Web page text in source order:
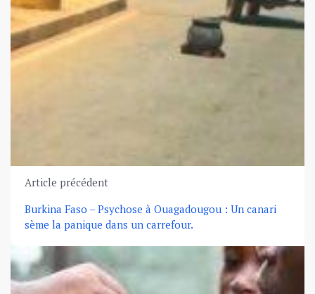
Article précédent
Burkina Faso – Psychose à Ouagadougou : Un canari
sème la panique dans un carrefour.